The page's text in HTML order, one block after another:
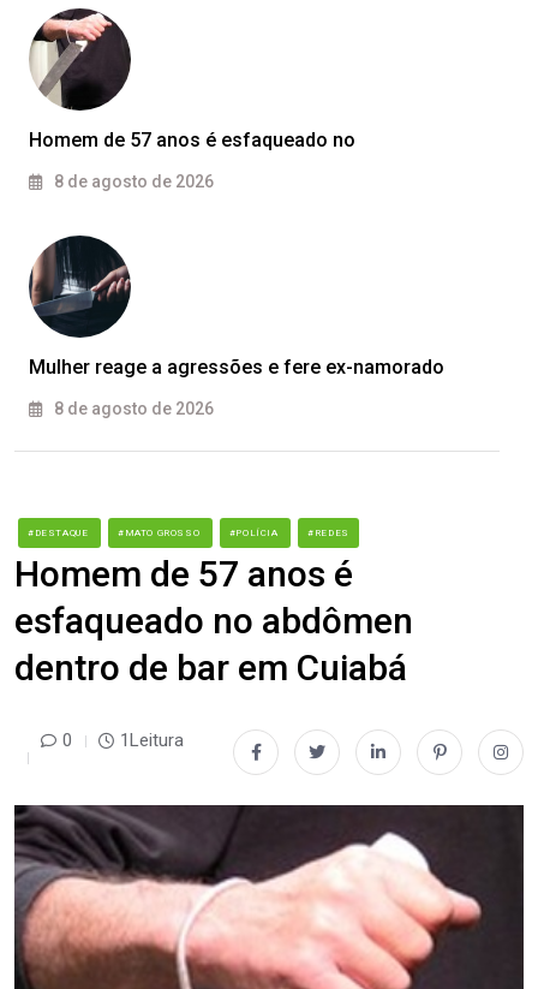
Homem de 57 anos é esfaqueado no
8 de agosto de 2026
Mulher reage a agressões e fere ex-namorado
8 de agosto de 2026
#DESTAQUE #MATO GROSSO #POLÍCIA #REDES
Homem de 57 anos é
esfaqueado no abdômen
dentro de bar em Cuiabá
0 1Leitura